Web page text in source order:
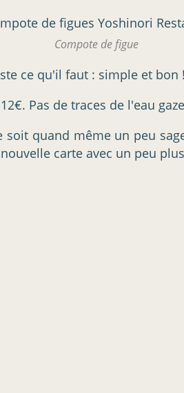
Compote de figue
ce qu'il faut : simple et bon !
Pas de traces de l'eau
quand même un peu
carte avec un peu